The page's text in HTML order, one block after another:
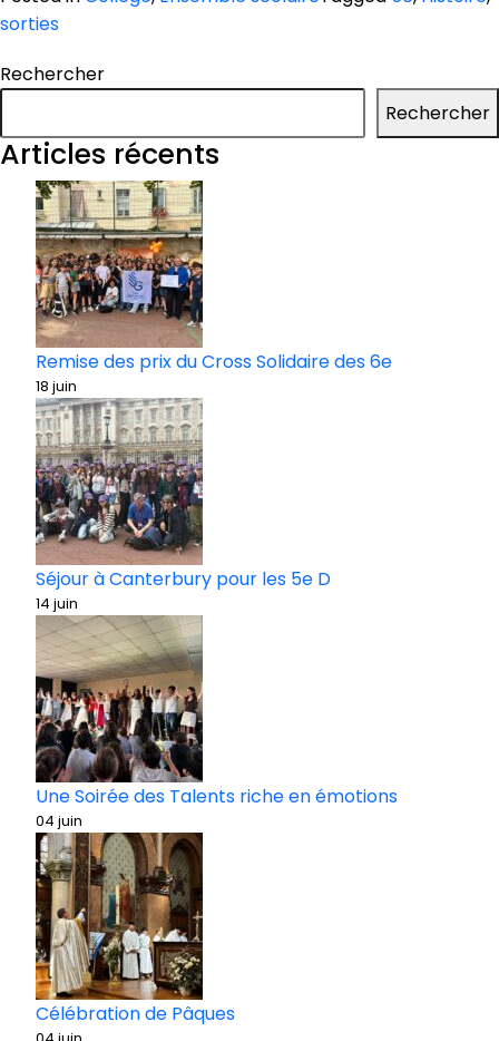
sorties
Rechercher
Rechercher
Articles récents
Remise des prix du Cross Solidaire des 6e
18 juin
Séjour à Canterbury pour les 5e D
14 juin
Une Soirée des Talents riche en émotions
04 juin
Célébration de Pâques